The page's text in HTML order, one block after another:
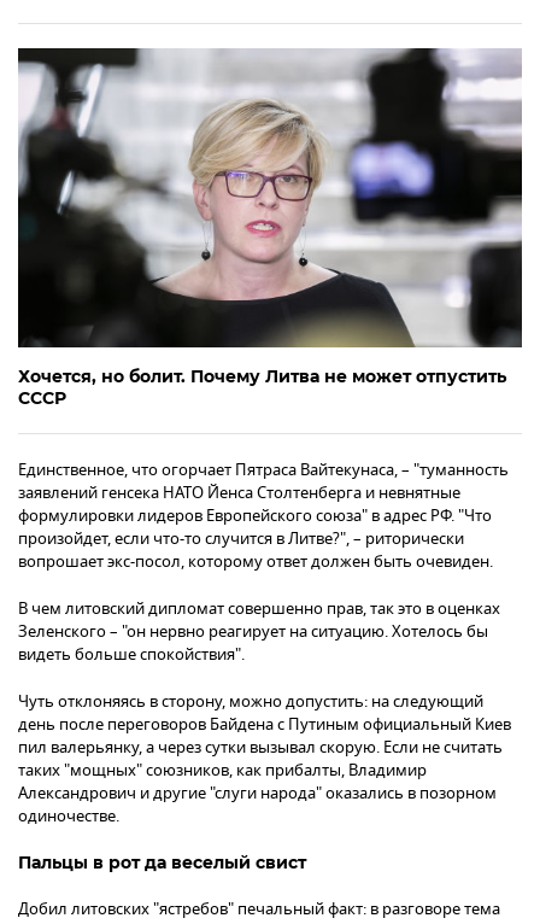
Хочется, но болит. Почему Литва не может отпустить
СССР
Единственное, что огорчает Пятраса Вайтекунаса, – "туманность
заявлений генсека НАТО Йенса Столтенберга и невнятные
формулировки лидеров Европейского союза" в адрес РФ. "Что
произойдет, если что-то случится в Литве?", – риторически
вопрошает экс-посол, которому ответ должен быть очевиден.
В чем литовский дипломат совершенно прав, так это в оценках
Зеленского – "он нервно реагирует на ситуацию. Хотелось бы
видеть больше спокойствия".
Чуть отклоняясь в сторону, можно допустить: на следующий
день после переговоров Байдена с Путиным официальный Киев
пил валерьянку, а через сутки вызывал скорую. Если не считать
таких "мощных" союзников, как прибалты, Владимир
Александрович и другие "слуги народа" оказались в позорном
одиночестве.
Пальцы в рот да веселый свист
Добил литовских "ястребов" печальный факт: в разговоре тема